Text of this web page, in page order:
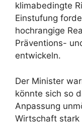
klimabedingte
Einstufung
hochrangige
Präventions-
entwickeln.
Der Minister
könnte sich so
Anpassung
Wirtschaft stark